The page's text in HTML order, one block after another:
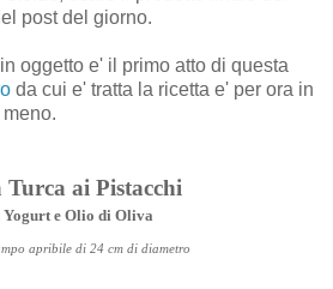
post del giorno.
oggetto e' il primo atto di questa
da cui e' tratta la ricetta e' per ora in
Turca ai Pistacchi
Yogurt e Olio di Oliva
apribile di 24 cm di diametro